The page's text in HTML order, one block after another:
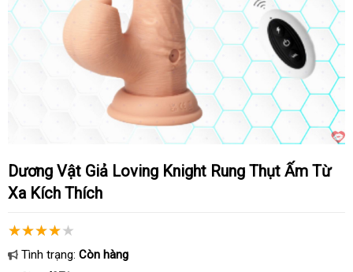
Dương Vật Giả Loving Knight Rung Thụt Ấm Từ
Xa Kích Thích
Tình trạng: Còn hàng